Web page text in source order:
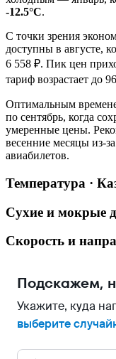
-12.5°C.
С точки зрения
доступны в августе,
6 558 ₽. Пик цен
тариф возрастает до
Оптимальным
по сентябрь, когда
умеренные цены.
весенние месяцы из-
авиабилетов.
Температура ·
Сухие и мокрые
Скорость и
Подскажем,
Укажите, куда
выберите